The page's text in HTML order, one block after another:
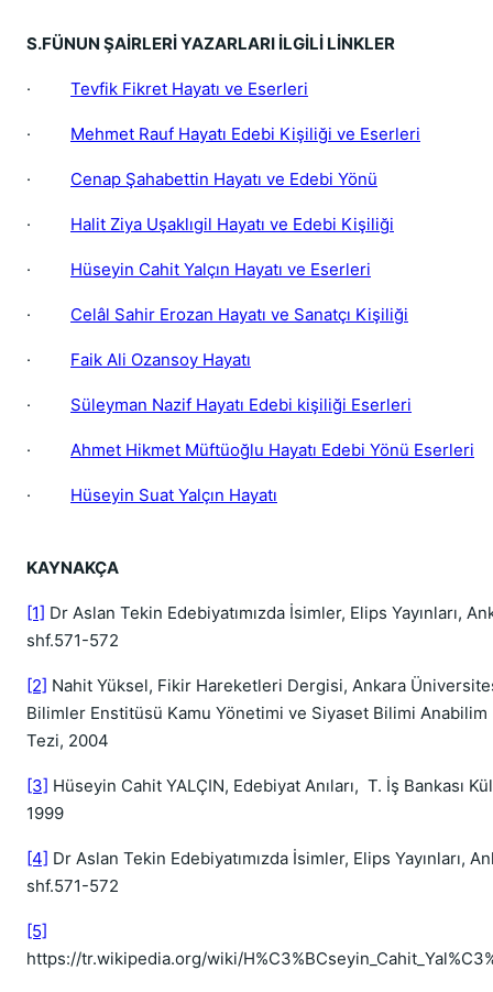
S.FÜNUN ŞAİRLERİ YAZARLARI İLGİLİ LİNKLER
· Tevfik Fikret Hayatı ve Eserleri
· Mehmet Rauf Hayatı Edebi Kişiliği ve Eserleri
· Cenap Şahabettin Hayatı ve Edebi Yönü
· Halit Ziya Uşaklıgil Hayatı ve Edebi Kişiliği
· Hüseyin Cahit Yalçın Hayatı ve Eserleri
· Celâl Sahir Erozan Hayatı ve Sanatçı Kişiliği
· Faik Ali Ozansoy Hayatı
· Süleyman Nazif Hayatı Edebi kişiliği Eserleri
· Ahmet Hikmet Müftüoğlu Hayatı Edebi Yönü Eserleri
· Hüseyin Suat Yalçın Hayatı
KAYNAKÇA
[1] Dr Aslan Tekin Edebiyatımızda İsimler, Elips Yayınları,
shf.571-572
[2] Nahit Yüksel, Fikir Hareketleri Dergisi, Ankara
Bilimler Enstitüsü Kamu Yönetimi ve Siyaset Bilimi Anabilim
Tezi, 2004
[3] Hüseyin Cahit YALÇIN, Edebiyat Anıları, T. İş Bankası
1999
[4] Dr Aslan Tekin Edebiyatımızda İsimler, Elips Yayınları,
shf.571-572
[5]
https://tr.wikipedia.org/wiki/